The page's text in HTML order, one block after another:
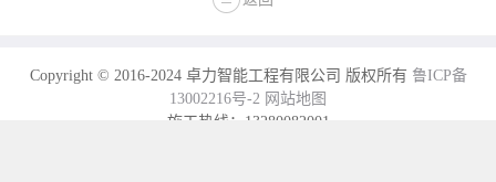
Copyright © 2016-2024 卓力智能工程有限公司 版权所有 鲁ICP备
13002216号-2 网站地图
施工热线：13280082001